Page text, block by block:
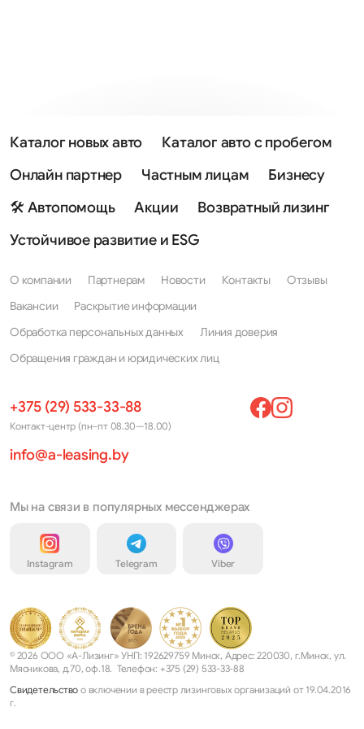
Каталог новых авто
Каталог авто с пробегом
Онлайн партнер
Частным лицам
Бизнесу
🛠 Автопомощь
Акции
Возвратный лизинг
Устойчивое развитие и ESG
О компании Партнерам Новости Контакты
Отзывы
Вакансии
Раскрытие информации
Обработка персональных данных
Линия доверия
Обращения граждан и юридических лиц
+375 (29) 533-33-88
Контакт-центр (пн–пт 08.30—18.00)
info@a-leasing.by
Мы на связи в популярных мессенджерах
Instagram Telegram Viber
© 2026 ООО «А-Лизинг» УНП: 192629759 Минск, Адрес: 220030, г.Минск, ул.
Мясникова, д.70, оф.18. Телефон: +375 (29) 533-33-88
Свидетельство о включении в реестр лизинговых организаций от 19.04.2016
г.